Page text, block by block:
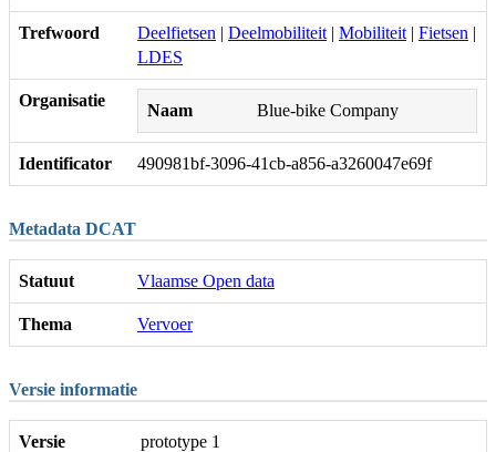
Trefwoord Deelfietsen | Deelmobiliteit | Mobiliteit | Fietsen |
LDES
Organisatie
Naam Blue-bike Company
Identificator 490981bf-3096-41cb-a856-a3260047e69f
Metadata DCAT
Statuut Vlaamse Open data
Thema Vervoer
Versie informatie
Versie prototype 1